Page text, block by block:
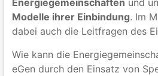
Energiegemeinschaften und
Modelle ihrer Einbindung. Im
dabei auch die Leitfragen des
Wie kann die
eGen durch den Einsatz von